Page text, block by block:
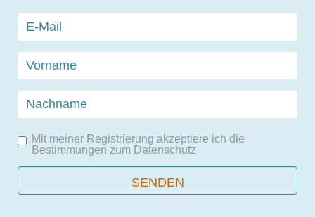
Mit meiner Registrierung akzeptiere ich die
Bestimmungen zum Datenschutz